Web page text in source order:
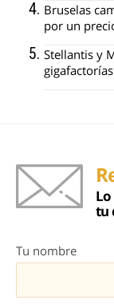
Bruselas
por un
Stellantis y
tu
Tu nombre